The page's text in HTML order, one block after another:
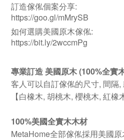
訂造傢俬個案分享:
https://goo.gl/mMrySB
如何選購美國原木傢俬:
https://bit.ly/2wccmPg
專業訂造 美國原木 (100%全實
客人可以自訂傢俬的尺寸, 間隔
【白橡木, 胡桃木, 櫻桃木, 紅橡
100%美國全實木木材
MetaHome全部傢俬採用美國